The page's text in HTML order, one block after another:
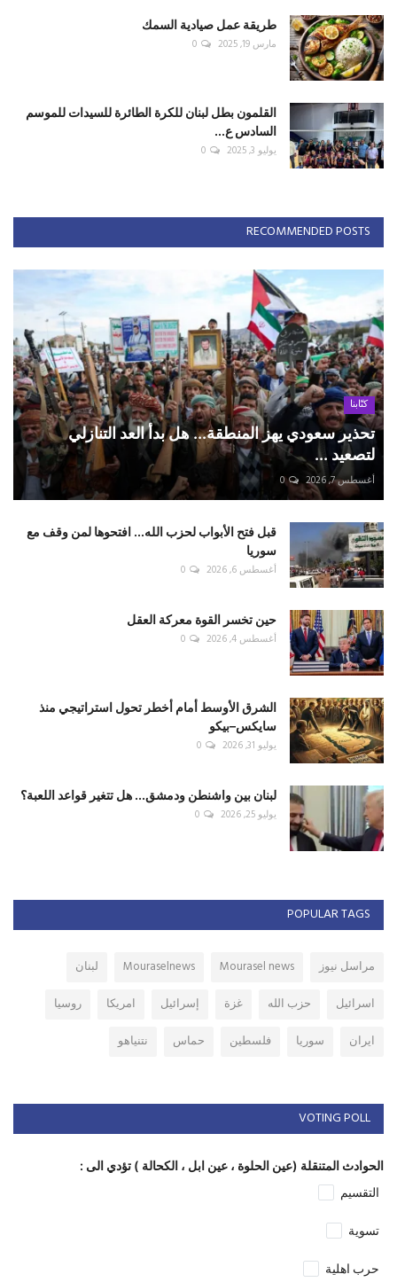
طريقة عمل صيادية السمك
مارس 19, 2025 0
القلمون بطل لبنان للكرة الطائرة للسيدات للموسم
السادس ع...
يوليو 3, 2025 0
RECOMMENDED POSTS
كتّابنا
تحذير سعودي يهز المنطقة... هل بدأ العد التنازلي
لتصعيد ...
أغسطس 7, 2026 0
قبل فتح الأبواب لحزب الله... افتحوها لمن وقف مع
سوريا
أغسطس 6, 2026 0
حين تخسر القوة معركة العقل
أغسطس 4, 2026 0
الشرق الأوسط أمام أخطر تحول استراتيجي منذ
سايكس–بيكو
يوليو 31, 2026 0
لبنان بين واشنطن ودمشق... هل تتغير قواعد اللعبة؟
يوليو 25, 2026 0
POPULAR TAGS
مراسل نيوز Mourasel news
Mouraselnews
لبنان
اسرائيل
حزب الله غزة إسرائيل امريكا
روسيا
ايران
سوريا فلسطين حماس نتنياهو
VOTING POLL
الحوادث المتنقلة (عين الحلوة ، عين ابل ، الكحالة ) تؤدي الى :
التقسيم
تسوية
حرب اهلية